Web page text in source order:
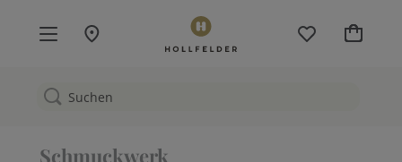
Mein
Schmuckwerk